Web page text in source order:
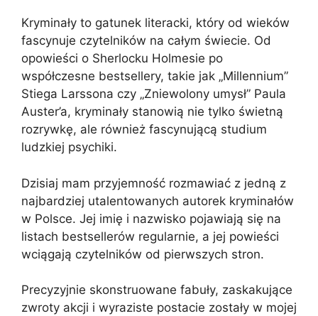
Kryminały to gatunek literacki, który od wieków
fascynuje czytelników na całym świecie. Od
opowieści o Sherlocku Holmesie po
współczesne bestsellery, takie jak „Millennium”
Stiega Larssona czy „Zniewolony umysł” Paula
Auster’a, kryminały stanowią nie tylko świetną
rozrywkę, ale również fascynującą studium
ludzkiej psychiki.
Dzisiaj mam przyjemność rozmawiać z jedną z
najbardziej utalentowanych autorek kryminałów
w Polsce. Jej imię i nazwisko pojawiają się na
listach bestsellerów regularnie, a jej powieści
wciągają czytelników od pierwszych stron.
Precyzyjnie skonstruowane fabuły, zaskakujące
zwroty akcji i wyraziste postacie zostały w mojej